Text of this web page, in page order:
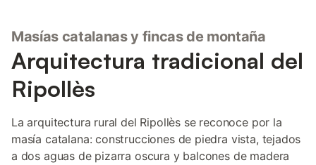
Masías catalanas y fincas de montaña
Arquitectura tradicional del
Ripollès
La arquitectura rural del Ripollès se reconoce por la
masía catalana: construcciones de piedra vista, tejados
a dos aguas de pizarra oscura y balcones de madera